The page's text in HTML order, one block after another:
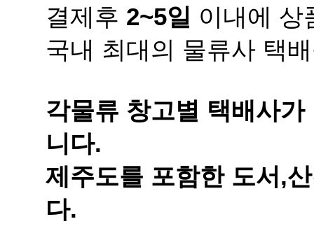
결제후 2~5일 이내에 상
국내 최대의 물류사 택
니다.
다.